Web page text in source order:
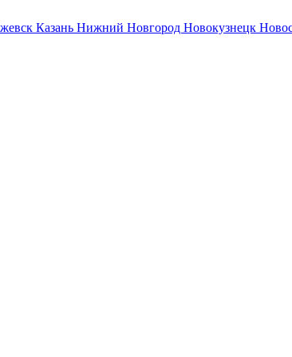
Казань Нижний Новгород Новокузнецк